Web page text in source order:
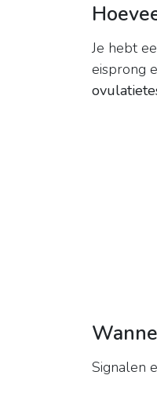
Je hebt
eisprong
Signalen